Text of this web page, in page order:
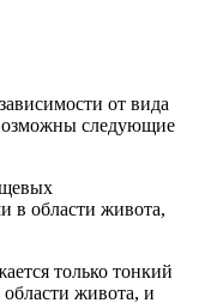
от вида
следующие
в области живота,
только тонкий
живота, и